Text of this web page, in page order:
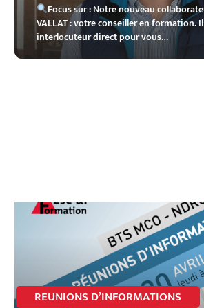
Focus sur : Notre nouveau
VALLAT : votre conseiller en formation.
interlocuteur direct pour vous…
REUNIONS D’INFORMATIONS